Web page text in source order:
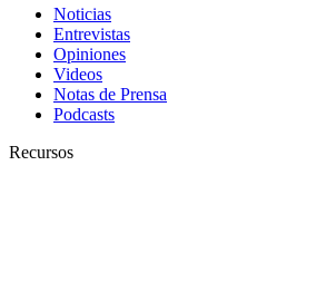
Noticias
Entrevistas
Opiniones
Videos
Notas de Prensa
Podcasts
Recursos